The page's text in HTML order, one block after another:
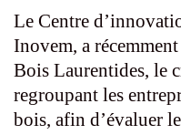
Le Centre
Inovem, a
Bois Laurentides, le
regroupant les
bois, afin d’évaluer